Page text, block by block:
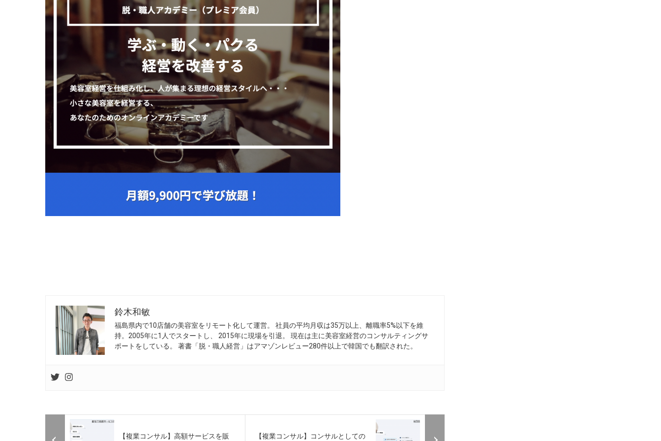
鈴木和敏
福島県内で10店舗の美容室をリモート化して運営。 社員の平均月収は35万以上、離職率5%以下を維
持。2005年に1人でスタートし、 2015年に現場を引退。 現在は主に美容室経営のコンサルティングサ
ポートをしている。 著書「脱・職人経営」はアマゾンレビュー280件以上で韓国でも翻訳された。
【複業コンサル】高額サービスを販 【複業コンサル】コンサルとしての